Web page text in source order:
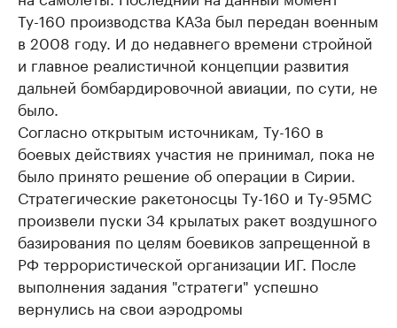
Ту-160 производства КАЗа был передан военным
в 2008 году. И до недавнего времени стройной
и главное реалистичной концепции развития
дальней бомбардировочной авиации, по сути, не
было.
Согласно открытым источникам, Ту-160 в
боевых действиях участия не принимал, пока не
было принято решение об операции в Сирии.
Стратегические ракетоносцы Ту-160 и Ту-95МС
произвели пуски 34 крылатых ракет воздушного
базирования по целям боевиков запрещенной в
РФ террористической организации ИГ. После
выполнения задания "стратеги" успешно
вернулись на свои аэродромы